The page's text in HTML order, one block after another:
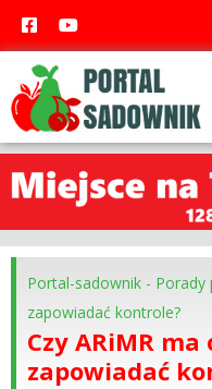
Portal-sadownik - Porady
zapowiadać kontrole?
Czy ARiMR
zapowiadać